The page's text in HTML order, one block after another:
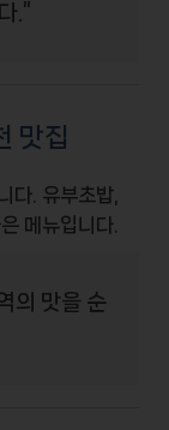
.”
맛집
다. 유부초밥
메뉴입니다.
의 맛을 순